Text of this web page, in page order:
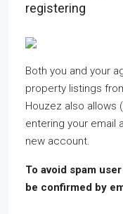
registering
Both you and your
property listings
Houzez also allows
entering your email
new account.
To avoid spam
be confirmed by